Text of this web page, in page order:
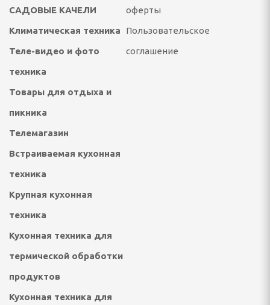
звуковые
И ПИКНИКА
и аксессуары
САДОВЫЕ КАЧЕЛИ
Климатическая техника
Теле-видео и фото
техника
Товары для отдыха и
пикника
Телемагазин
Встраиваемая кухонная
техника
Крупная кухонная
техника
Кухонная техника для
термической обработки
продуктов
Кухонная техника для
оферты
Пользовательское
соглашение